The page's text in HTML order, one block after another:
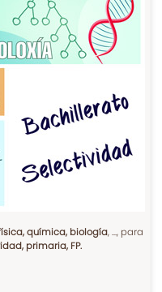
química, biología, ..., para
primaria, FP.